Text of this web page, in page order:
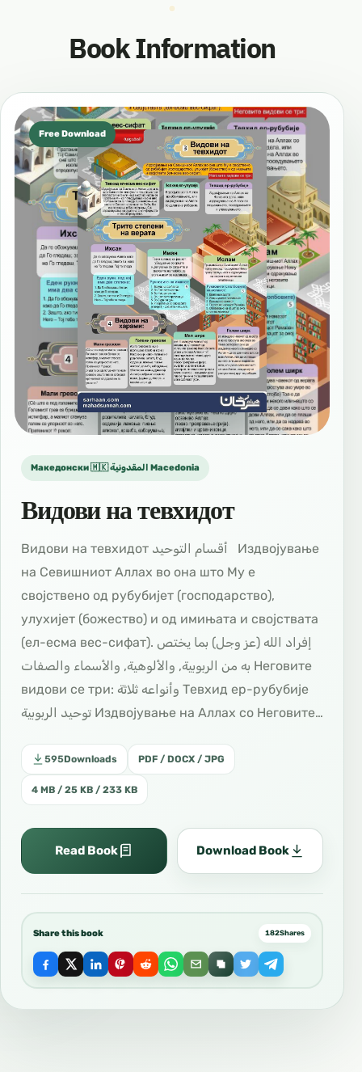
Book Information
Free Download
Македонски 🇲🇰 المقدونية Macedonia
Видови на тевхидот
Видови на тевхидот أقسام التوحيد Издвојување
на Севишниот Аллах во она што Му е
својствено од рубубијет (господарство),
улухијет (божество) и од имињата и својствата
(ел-есма вес-сифат). إفراد الله (عز وجل) بما يختص
به من الربوبية, والألوهية, والأسماء والصفات Неговите
видови се три: وأنواعه ثلاثة Тевхид ер-рубубије
توحيد الربوبية Издвојување на Аллах со Неговите…
595Downloads PDF / DOCX / JPG
4 MB / 25 KB / 233 KB
Read Book Download Book
Share this book 182Shares